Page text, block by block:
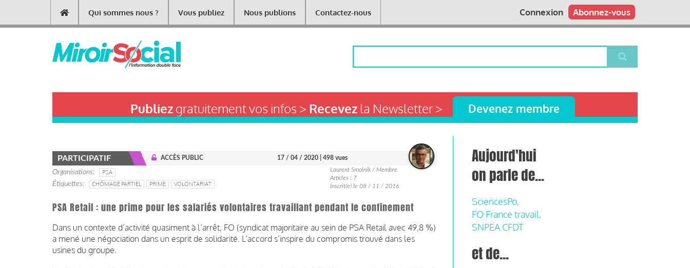
contenu
Main
navigation
Qui sommes nous ? Vous publiez Nous publions Contactez-nous Abonnez-vous
Connexion
Publiezgratuitement vos infos > Recevezla Newsletter > Devenez membre
PARTICIPATIF ACCÈS PUBLIC 17 / 04 / 2020 | 498 vues
Organisations
PSA
Étiquettes
CHÔMAGE PARTIEL PRIME VOLONTARIAT
Laurent Smolnik / Membre
Articles : 7
Inscrit(e) le 08 / 11 / 2016
PSA Retail : une prime pour les salariés volontaires travaillant pendant le confinement
Dans un contexte d’activité quasiment à l’arrêt, FO (syndicat majoritaire au sein de PSA Retail avec 49,8 %)
a mené une négociation dans un esprit de solidarité. L’accord s’inspire du compromis trouvé dans les
usines du groupe.
Aujourd'hui
on parle de...
SciencesPo,
FO France travail,
SNPEA CFDT
et de...